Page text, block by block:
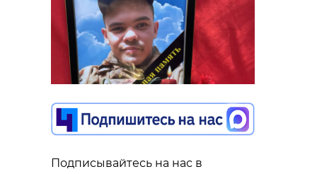
Подписывайтесь на нас в